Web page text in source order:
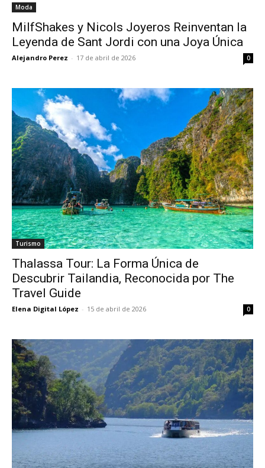
Moda
MilfShakes y Nicols Joyeros Reinventan la
Leyenda de Sant Jordi con una Joya Única
Alejandro Perez - 17 de abril de 2026 0
Turismo
Thalassa Tour: La Forma Única de
Descubrir Tailandia, Reconocida por The
Travel Guide
Elena Digital López - 15 de abril de 2026 0